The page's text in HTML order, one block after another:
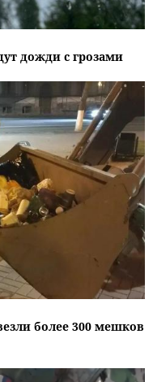
дожди с грозами
более 300 мешков